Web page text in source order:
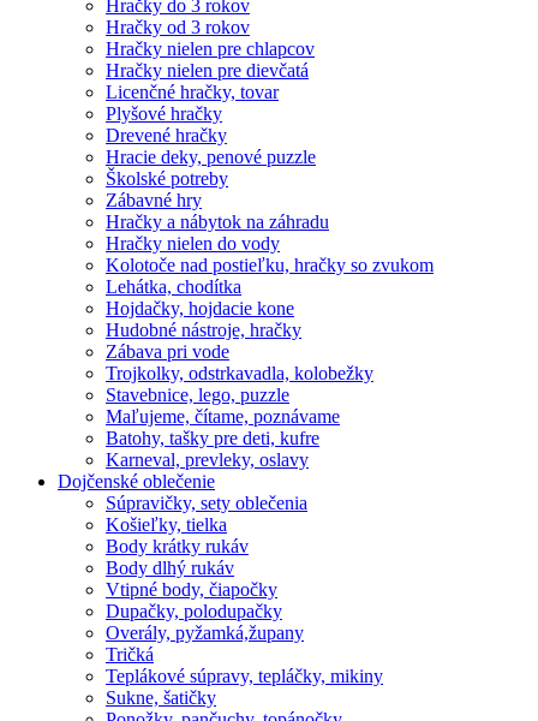
Hračky do 3 rokov
Hračky od 3 rokov
Hračky nielen pre chlapcov
Hračky nielen pre dievčatá
Licenčné hračky, tovar
Plyšové hračky
Drevené hračky
Hracie deky, penové puzzle
Školské potreby
Zábavné hry
Hračky a nábytok na záhradu
Hračky nielen do vody
Kolotoče nad postieľku, hračky so zvukom
Lehátka, chodítka
Hojdačky, hojdacie kone
Hudobné nástroje, hračky
Zábava pri vode
Trojkolky, odstrkavadla, kolobežky
Stavebnice, lego, puzzle
Maľujeme, čítame, poznávame
Batohy, tašky pre deti, kufre
Karneval, prevleky, oslavy
Dojčenské oblečenie
Súpravičky, sety oblečenia
Košieľky, tielka
Body krátky rukáv
Body dlhý rukáv
Vtipné body, čiapočky
Dupačky, polodupačky
Overály, pyžamká,župany
Tričká
Teplákové súpravy, tepláčky, mikiny
Sukne, šatičky